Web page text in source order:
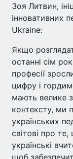
Зоя Литвин,
інновативних
Ukraine:
Якщо
останні сім
професії
цифру і
мають велике
контексту, ми
українських
світові про
українські
щоб